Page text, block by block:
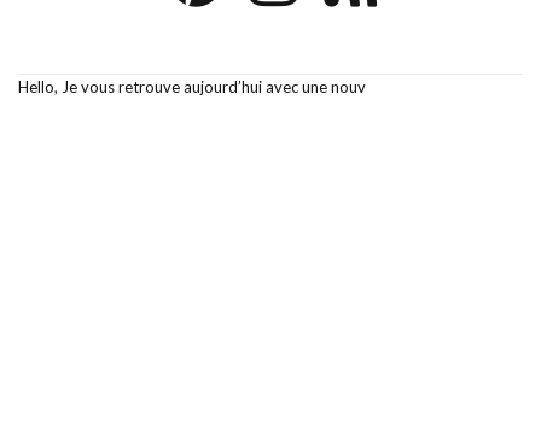
Hello, Je vous retrouve aujourd’hui avec une nouv